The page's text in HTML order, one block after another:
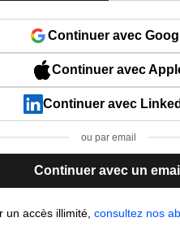
Continuer avec
Continuer avec
Continuer avec
ou par email
Continuer avec un email
un accès illimité,consultez nos